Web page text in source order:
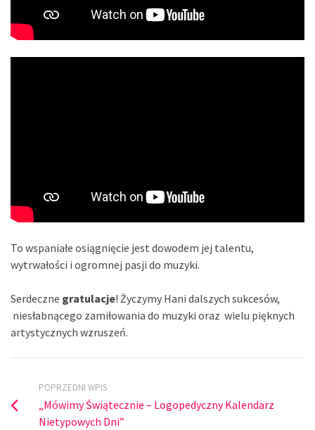
To wspaniałe osiągnięcie jest dowodem jej talentu,
wytrwałości i ogromnej pasji do muzyki.
Serdeczne gratulacje! Życzymy Hani dalszych sukcesów,
niesłabnącego zamiłowania do muzyki oraz wielu pięknych
artystycznych wzruszeń.
POPRZEDNI WPIS
„Mówimy Świątecznie – Logopedyczny Kalendarz
Nietypowych Dni”